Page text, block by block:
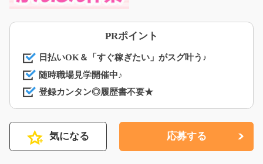
PRポイント
日払いOK＆「すぐ稼ぎたい」がスグ叶う♪
随時職場見学開催中♪
登録カンタン◎履歴書不要★
気になる 応募する